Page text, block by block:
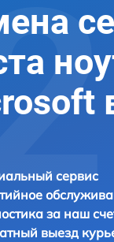
сервис
за наш
выезд